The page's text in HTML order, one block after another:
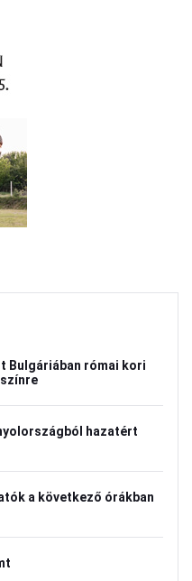
Bulgáriában római kori
hazatért
a következő órákban